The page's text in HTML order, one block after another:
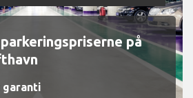
på
garanti